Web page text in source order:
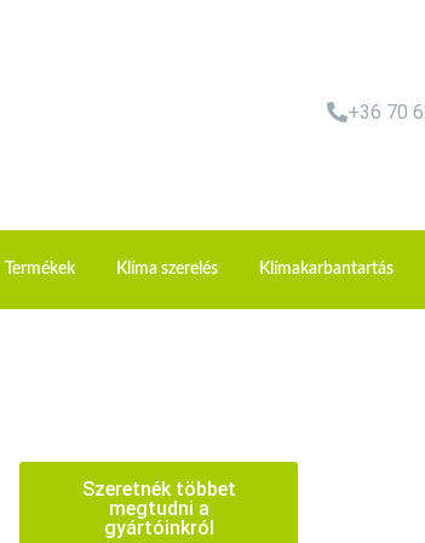
+36 70
Termékek Klíma szerelés Klímakarbantartás
Szeretnék többet
megtudni a
gyártóinkról